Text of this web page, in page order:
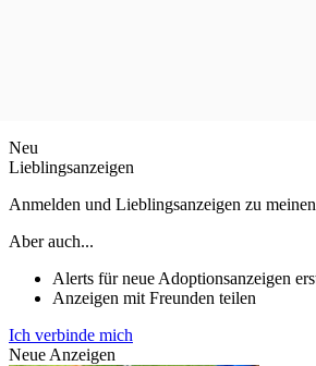
Neu
Lieblingsanzeigen
Anmelden und Lieblingsanzeigen zu
Aber auch...
Alerts für neue Adoptionsanzeigen
Anzeigen mit Freunden teilen
Ich verbinde mich
Neue Anzeigen